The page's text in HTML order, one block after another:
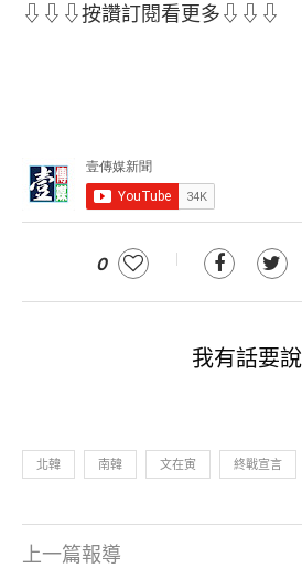
⇩⇩⇩按讚訂閱看更多⇩⇩⇩
0
我有話要說
北韓 南韓 文在寅 終戰宣言
上一篇報導